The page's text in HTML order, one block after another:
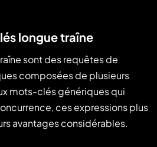
longue traîne
sont des requêtes de
composées de plusieurs
mots-clés génériques qui
ces expressions plus
avantages considérables.